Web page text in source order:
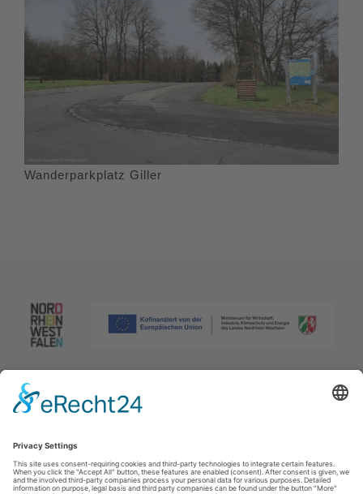
Wanderparkplatz Giller
Afdruk|Privacybeleid|Verklaring van toegankelijkheid |Neem
contact met ons op